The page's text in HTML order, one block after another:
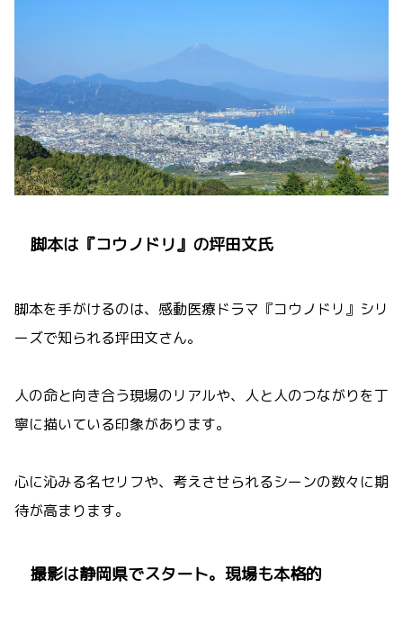
脚本は『コウノドリ』の坪田文氏
脚本を手がけるのは、感動医療ドラマ『コウノドリ』シリ
ーズで知られる坪田文さん。
人の命と向き合う現場のリアルや、人と人のつながりを丁
寧に描いている印象があります。
心に沁みる名セリフや、考えさせられるシーンの数々に期
待が高まります。
撮影は静岡県でスタート。現場も本格的